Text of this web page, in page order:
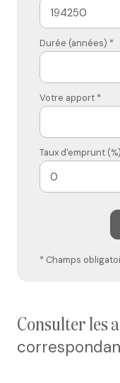
Durée (années) *
Votre apport *
Taux d'emprunt
* Champs
consulter les